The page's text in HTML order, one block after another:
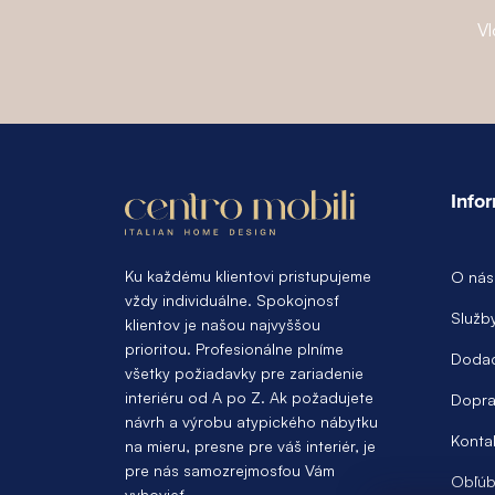
Ku každému klientovi pristupujeme
vždy individuálne. Spokojnosť
klientov je našou najvyššou
prioritou. Profesionálne plníme
všetky požiadavky pre zariadenie
interiéru od A po Z. Ak požadujete
návrh a výrobu atypického nábytku
na mieru, presne pre váš interiér, je
pre nás samozrejmosťou Vám
O nás